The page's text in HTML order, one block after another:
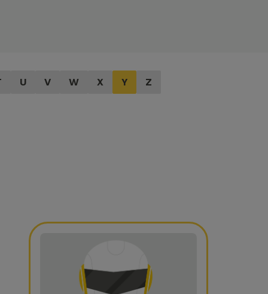
U V W X Y Z